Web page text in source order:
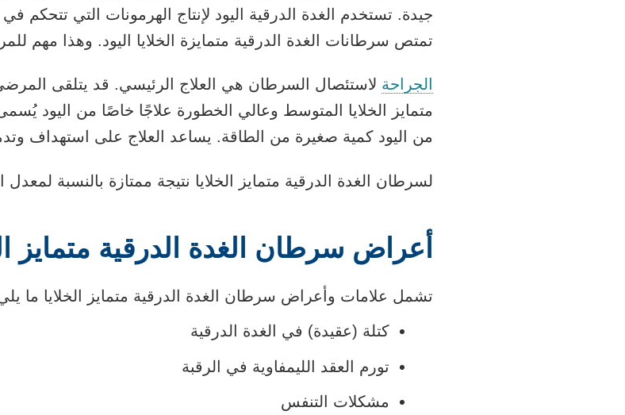
جيدة. تستخدم الغدة الدرقية اليود لإنتاج الهرمونات التي تتحكم
تمتص سرطانات الغدة الدرقية متمايزة الخلايا اليود. وهذا مهم
الجراحة لاستئصال السرطان هي العلاج الرئيسي. قد يتلقى
من اليود كمية صغيرة من الطاقة. يساعد العلاج على استهداف
لسرطان الغدة الدرقية متمايز الخلايا نتيجة ممتازة بالنسبة لمعدل
أعراض سرطان الغدة الدرقية متمايز
تشمل علامات وأعراض سرطان الغدة الدرقية متمايز الخلايا ما
كتلة (عقيدة) في الغدة الدرقية
تورم العقد الليمفاوية في الرقبة
مشكلات التنفس